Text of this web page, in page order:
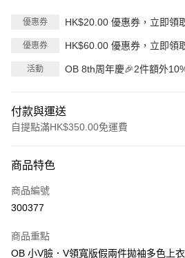
優惠券 HK$20.00 優惠券，立即領
優惠券 HK$60.00 優惠券，立即領
活動 OB 8th周年慶🎉2件額外
付款與運送
自提點滿HK$350.00免運費
信用卡
Apple Pay
PayMe
商品特色
商品編號
300377
商品重點
OB 小V臉．V領寬版假兩件拋袖多色上